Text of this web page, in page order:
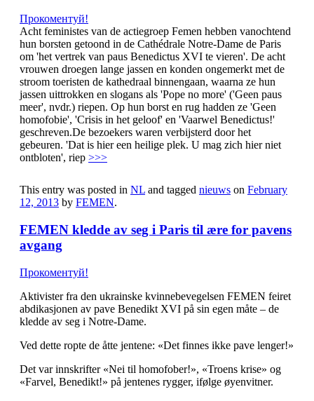
Прокоментуй!
Acht feministes van de actiegroep Femen hebben vanochtend
hun borsten getoond in de Cathédrale Notre-Dame de Paris
om 'het vertrek van paus Benedictus XVI te vieren'. De acht
vrouwen droegen lange jassen en konden ongemerkt met de
stroom toeristen de kathedraal binnengaan, waarna ze hun
jassen uittrokken en slogans als 'Pope no more' ('Geen paus
meer', nvdr.) riepen. Op hun borst en rug hadden ze 'Geen
homofobie', 'Crisis in het geloof' en 'Vaarwel Benedictus!'
geschreven.De bezoekers waren verbijsterd door het
gebeuren. 'Dat is hier een heilige plek. U mag zich hier niet
ontbloten', riep >>>
This entry was posted in NL and tagged nieuws on February
12, 2013 by FEMEN.
FEMEN kledde av seg i Paris til ære for pavens
avgang
Прокоментуй!
Aktivister fra den ukrainske kvinnebevegelsen FEMEN feiret
abdikasjonen av pave Benedikt XVI på sin egen måte – de
kledde av seg i Notre-Dame.
Ved dette ropte de åtte jentene: «Det finnes ikke pave lenger!»
Det var innskrifter «Nei til homofober!», «Troens krise» og
«Farvel, Benedikt!» på jentenes rygger, ifølge øyenvitner.